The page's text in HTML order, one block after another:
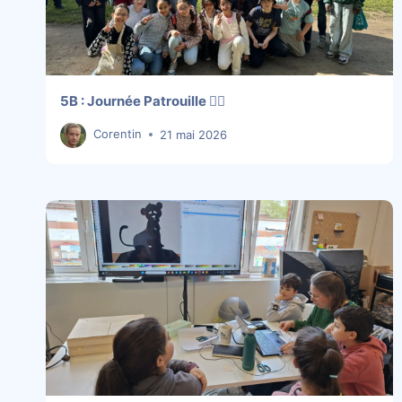
5B : Journée Patrouille 👮‍♀️
Corentin 21 mai 2026